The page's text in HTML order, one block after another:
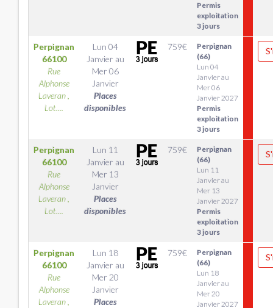
Permis
exploitation
3 jours
Perpignan
66100
Rue
Alphonse
Laveran ,
Lot....
Lun 04
Janvier au
Mer 06
Janvier
Places
disponibles
759€
Perpignan
(66)
Lun 04
Janvier au
Mer 06
Janvier 2027
Permis
exploitation
3 jours
Perpignan
66100
Rue
Alphonse
Laveran ,
Lot....
Lun 11
Janvier au
Mer 13
Janvier
Places
disponibles
759€
Perpignan
(66)
Lun 11
Janvier au
Mer 13
Janvier 2027
Permis
exploitation
3 jours
Perpignan
66100
Rue
Alphonse
Laveran ,
Lun 18
Janvier au
Mer 20
Janvier
Places
759€
Perpignan
(66)
Lun 18
Janvier au
Mer 20
Janvier 2027